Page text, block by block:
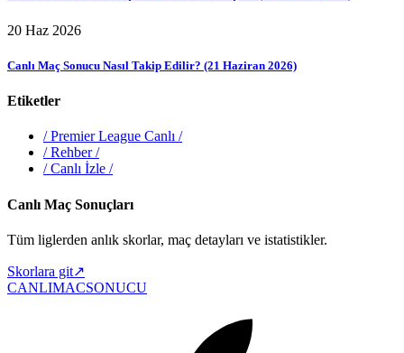
20 Haz 2026
Canlı Maç Sonucu Nasıl Takip Edilir? (21 Haziran 2026)
Etiketler
/Premier League Canlı /
/Rehber/
/Canlı İzle /
Canlı Maç Sonuçları
Tüm liglerden anlık skorlar, maç detayları ve istatistikler.
Skorlara git↗
CANLIMACSONUCU